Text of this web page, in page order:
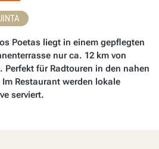
Poetas liegt in einem gepflegten
nur ca. 12 km von
Perfekt für Radtouren in den nahen
Restaurant werden lokale
serviert.